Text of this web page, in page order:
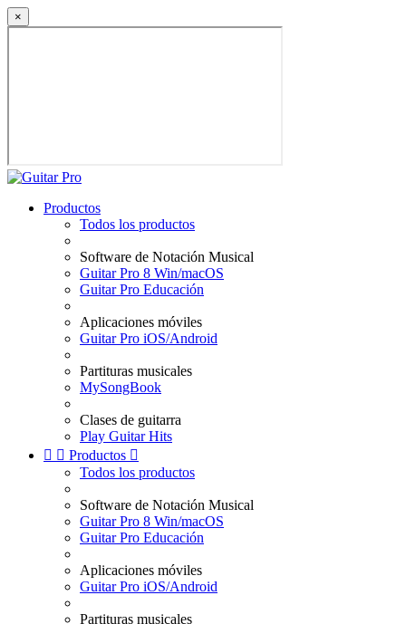
×
Productos
Todos los productos
Software de Notación Musical
Guitar Pro 8 Win/macOS
Guitar Pro Educación
Aplicaciones móviles
Guitar Pro iOS/Android
Partituras musicales
MySongBook
Clases de guitarra
Play Guitar Hits
  Productos 
Todos los productos
Software de Notación Musical
Guitar Pro 8 Win/macOS
Guitar Pro Educación
Aplicaciones móviles
Guitar Pro iOS/Android
Partituras musicales